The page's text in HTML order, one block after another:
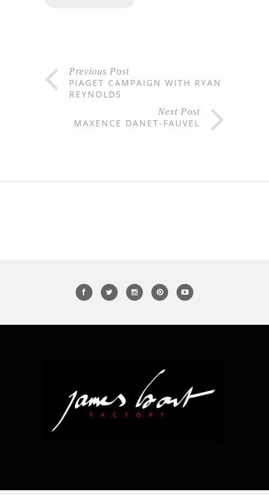
Previous Post
PIAGET CAMPAIGN WITH RYAN
REYNOLDS
Next Post
MAXENCE DANET-FAUVEL